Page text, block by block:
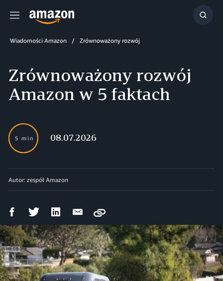
Menu
Wiadomości Amazon Zrównoważony rozwój
Zrównoważony rozwój
Amazon w 5 faktach
5 min 08.07.2026
Autor: zespół Amazon
Udostępnij
Facebooku
Udostępnij
Twitterze
Udostępnij
LinkedIn
Wyślij
Copy